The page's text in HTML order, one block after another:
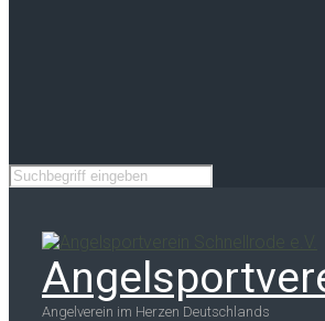
Angelverein im Herzen Deutschlands